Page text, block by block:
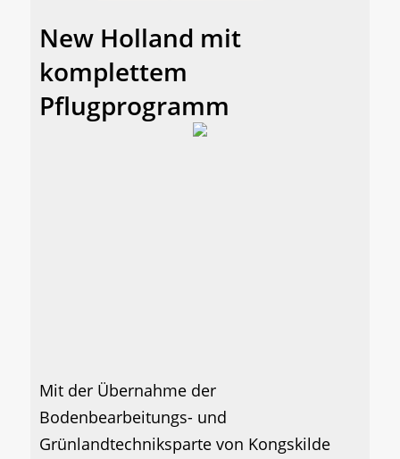
New Holland mit
komplettem
Pflugprogramm
Mit der Übernahme der
Bodenbearbeitungs- und
Grünlandtechniksparte von Kongskilde